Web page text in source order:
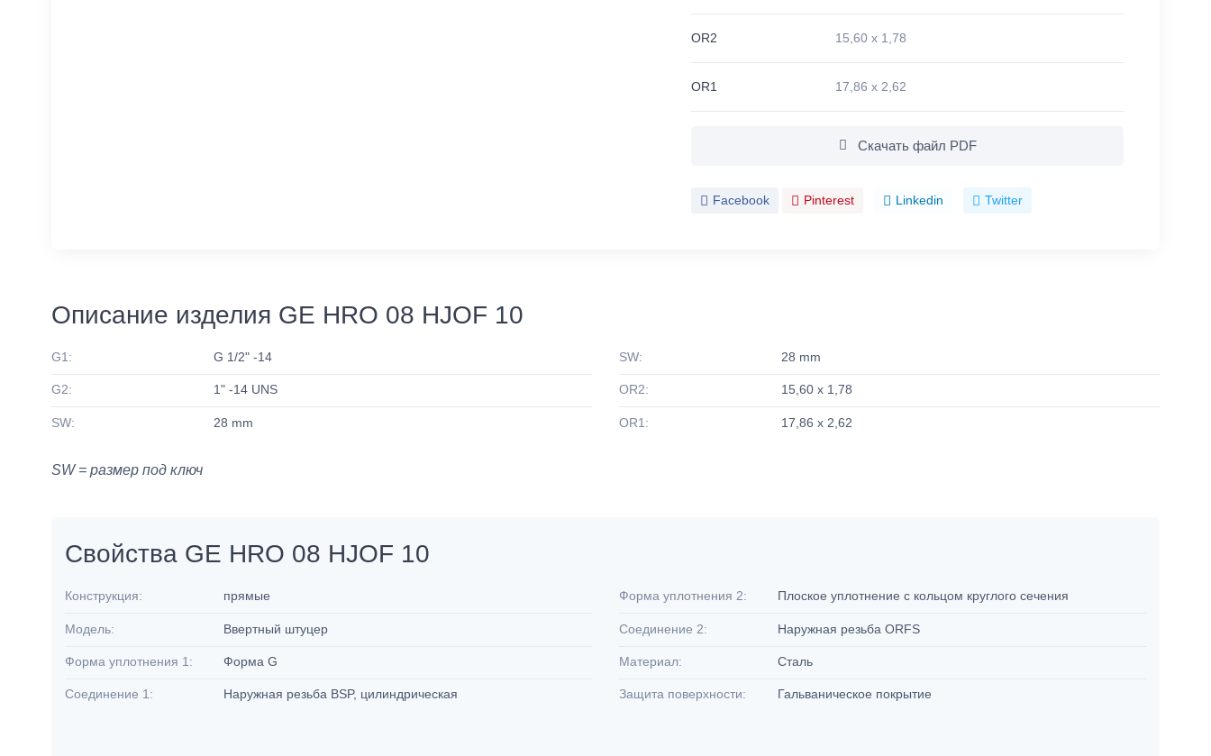
OR2 15,60 x 1,78
OR1 17,86 x 2,62
Скачать файл PDF
Facebook Pinterest Linkedin Twitter
Описание изделия GE HRO 08 HJOF 10
G1: G 1/2" -14
G2: 1" -14 UNS
SW: 28 mm
SW: 28 mm
OR2: 15,60 x 1,78
OR1: 17,86 x 2,62
SW = размер под ключ
Свойства GE HRO 08 HJOF 10
Конструкция: прямые
Модель: Ввертный штуцер
Форма уплотнения 1: Форма G
Соединение 1: Наружная резьба BSP, цилиндрическая
Форма уплотнения 2: Плоское уплотнение с кольцом круглого сечения
Соединение 2: Наружная резьба ORFS
Материал: Сталь
Защита поверхности: Гальваническое покрытие